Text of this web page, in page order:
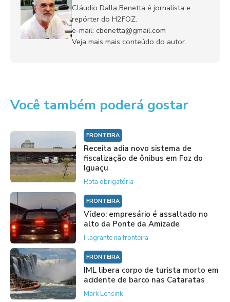
Cláudio Dalla Benetta é jornalista e
repórter do H2FOZ.
e-mail: cbenetta@gmail.com
Veja mais mais conteúdo do autor.
Você também poderá gostar
FRONTEIRA
Receita adia novo sistema de
fiscalização de ônibus em Foz do
Iguaçu
Rota obrigatória
FRONTEIRA
Vídeo: empresário é assaltado no
alto da Ponte da Amizade
Flagrante na fronteira
FRONTEIRA
IML libera corpo de turista morto em
acidente de barco nas Cataratas
Mark Lensink